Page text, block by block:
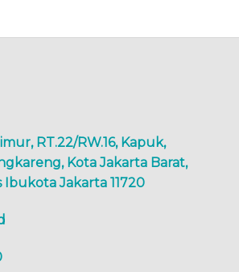
RT.22/RW.16, Kapuk,
Kota Jakarta Barat,
Ibukota Jakarta 11720